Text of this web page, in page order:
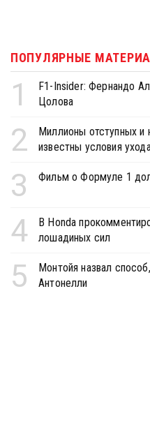
ПОПУЛЯРНЫЕ
1
F1-Insider: Фернандо
Цолова
2
Миллионы отступных и
известны условия
3 Фильм о Формуле 1
4
В Honda
лошадиных сил
5
Монтойя назвал
Антонелли